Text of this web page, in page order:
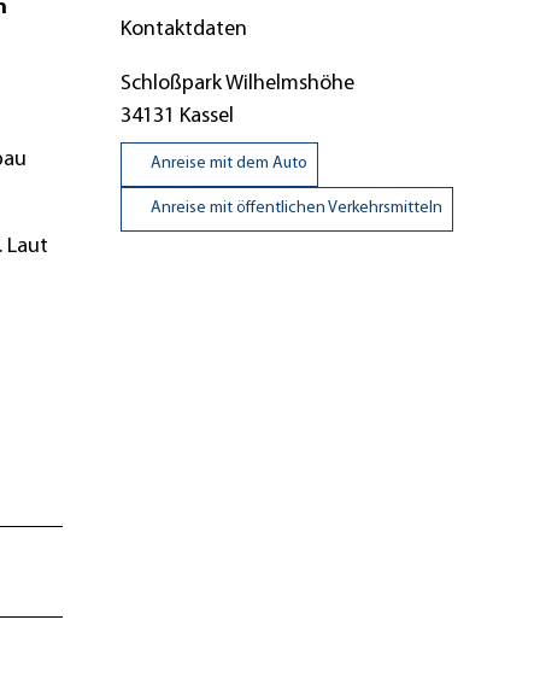
Laut
Kontaktdaten
Schloßpark Wilhelmshöhe
34131 Kassel
Anreise mit dem Auto
Anreise mit öffentlichen Verkehrsmitteln